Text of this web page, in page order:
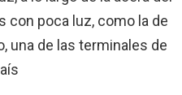
con poca luz, como la de
una de las terminales de